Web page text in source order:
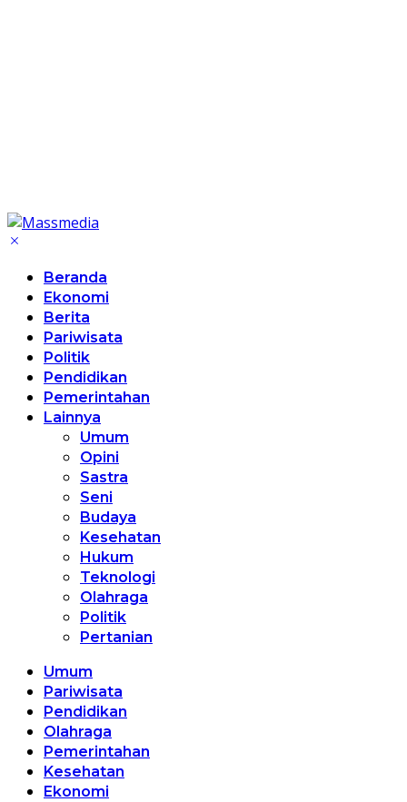
Beranda
Ekonomi
Berita
Pariwisata
Politik
Pendidikan
Pemerintahan
Lainnya
Umum
Opini
Sastra
Seni
Budaya
Kesehatan
Hukum
Teknologi
Olahraga
Politik
Pertanian
Umum
Pariwisata
Pendidikan
Olahraga
Pemerintahan
Kesehatan
Ekonomi